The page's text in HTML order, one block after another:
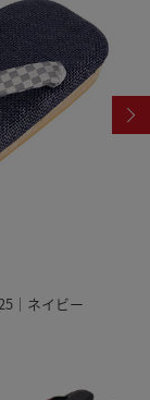
茶染め 【レディース